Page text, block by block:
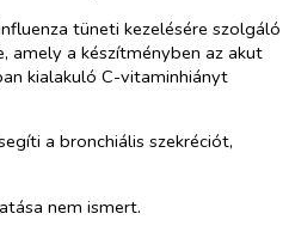
tüneti kezelésére szolgáló
amely a készítményben az akut
kialakuló C-vitaminhiányt
a bronchiális szekréciót,
nem ismert.